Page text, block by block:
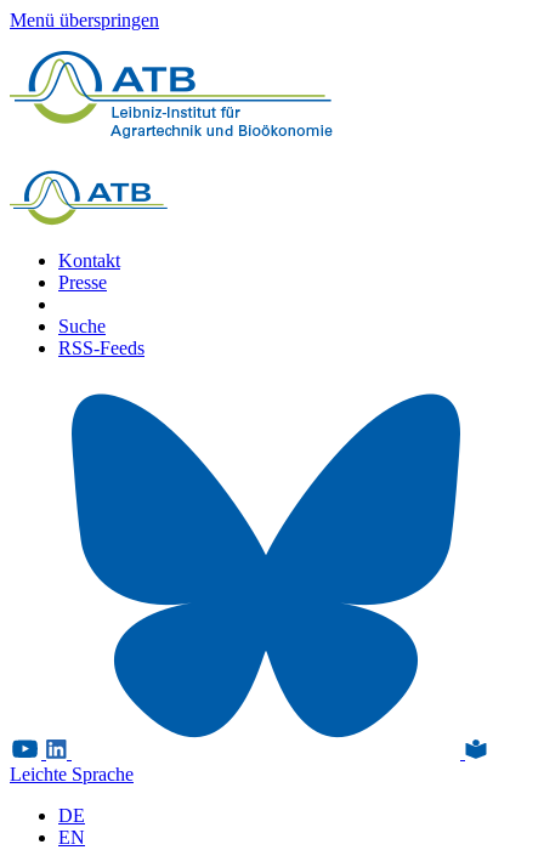
Menü überspringen
Kontakt
Presse
Suche
RSS-Feeds
Leichte Sprache
DE
EN